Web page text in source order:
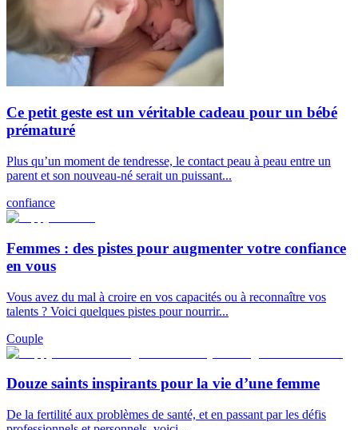
Ce petit geste est un véritable cadeau pour un bébé
prématuré
Plus qu’un moment de tendresse, le contact peau à peau entre un
parent et son nouveau-né serait un puissant...
confiance
Femmes : des pistes pour augmenter votre confiance
en vous
Vous avez du mal à croire en vos capacités ou à reconnaître vos
talents ? Voici quelques pistes pour nourrir...
Couple
Douze saints inspirants pour la vie d’une femme
De la fertilité aux problèmes de santé, et en passant par les défis